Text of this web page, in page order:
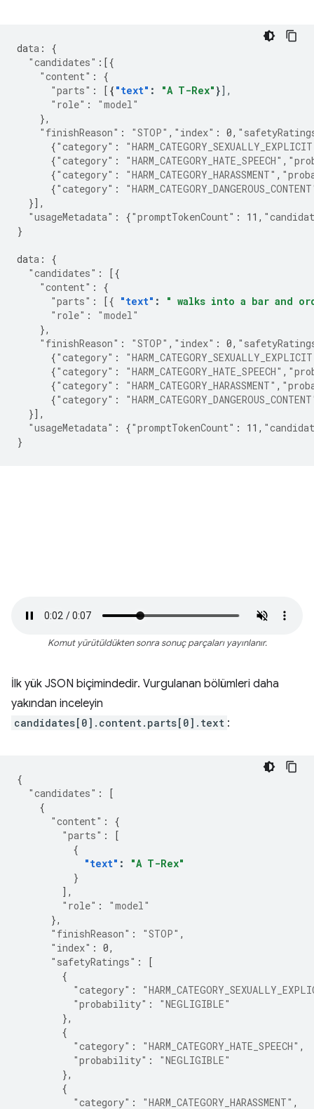
data :
{
"candidates" :[{
"content" :
{
"parts" : [ { "text" : "A T-Rex" }
"role" :
"model"
},
"finishReason" : "STOP" , "index" : 0,
{"category" :
{"category" : "HARM_CATEGORY_HATE_SPEECH" ,
{"category" : "HARM_CATEGORY_HARASSMENT" ,
{"category" :
}],
"usageMetadata" : {"promptTokenCount" : 11 ,
}
data :
{
"candidates" :
[{
"content" :
{
"parts" : [{ "text" :
" walks into a bar and
"role" :
"model"
},
"finishReason" : "STOP" , "index" : 0,
{"category" :
{"category" : "HARM_CATEGORY_HATE_SPEECH" ,
{"category" : "HARM_CATEGORY_HARASSMENT" ,
{"category" :
}],
"usageMetadata" : {"promptTokenCount" : 11 ,
}
Komut yürütüldükten sonra sonuç parçaları yayınlanır.
İlk yük JSON biçimindedir. Vurgulanan bölümleri daha
yakından inceleyin
candidates[0].content.parts[0].text :
{
"candidates" :
[
{
"content" :
{
"parts" :
[
{
"text" :
"A T-Rex"
}
],
"role" :
"model"
},
"finishReason" : "STOP" ,
"index" : 0,
"safetyRatings" :
[
{
"category" :
"probability" :
"NEGLIGIBLE"
},
{
"category" : "HARM_CATEGORY_HATE_SPEECH" ,
"probability" :
"NEGLIGIBLE"
},
{
"category" : "HARM_CATEGORY_HARASSMENT" ,